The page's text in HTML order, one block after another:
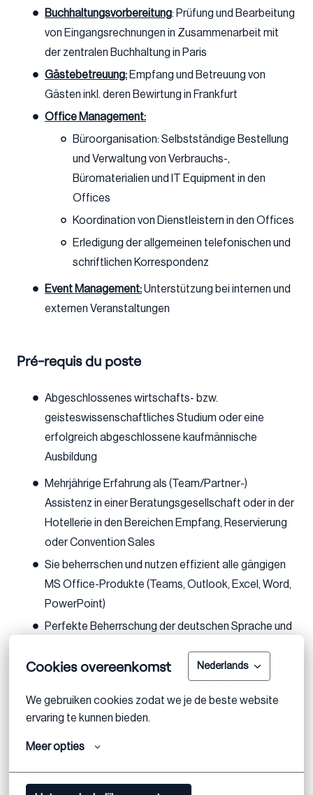
Cookies overeenkomst Nederlands
We gebruiken cookies zodat we je de beste website
ervaring te kunnen bieden.
Meer opties
Buchhaltungsvorbereitung: Prüfung und Bearbeitung
von Eingangsrechnungen in Zusammenarbeit mit
der zentralen Buchhaltung in Paris
Gästebetreuung: Empfang und Betreuung von
Gästen inkl. deren Bewirtung in Frankfurt
Office Management:
Büroorganisation: Selbstständige Bestellung
und Verwaltung von Verbrauchs-,
Büromaterialien und IT Equipment in den
Offices
Koordination von Dienstleistern in den Offices
Erledigung der allgemeinen telefonischen und
schriftlichen Korrespondenz
Event Management:Unterstützung bei internen und
externen Veranstaltungen
Pré-requis du poste
Abgeschlossenes wirtschafts- bzw.
geisteswissenschaftliches Studium oder eine
erfolgreich abgeschlossene kaufmännische
Ausbildung
Mehrjährige Erfahrung als (Team/Partner-)
Assistenz in einer Beratungsgesellschaft oder in der
Hotellerie in den Bereichen Empfang, Reservierung
oder Convention Sales
Sie beherrschen und nutzen effizient alle gängigen
MS Office-Produkte (Teams, Outlook, Excel, Word,
PowerPoint)
Perfekte Beherrschung der deutschen Sprache und
englischen Sprache in Wort und Schrift, gute
Vorteil
Sie verfügen über eine ausgeprägte
Serviceorientierung und Dienstleistungsmentalität
Sie verfügen über eine selbstständige und